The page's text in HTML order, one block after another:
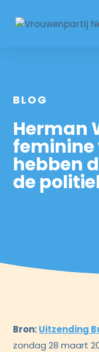
BLOG
Herman
hebben
de
Bron:Uitzending
zondag 28 maart